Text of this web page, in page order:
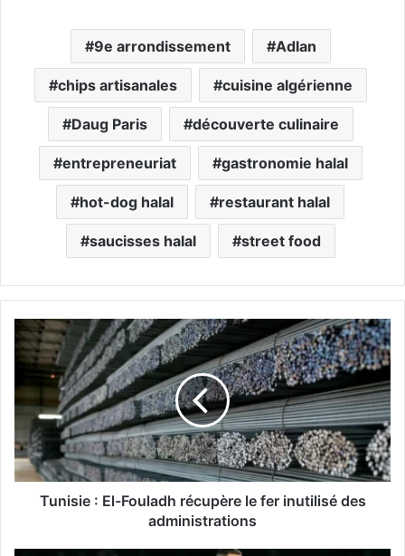
9e arrondissement Adlan
chips artisanales cuisine algérienne
Daug Paris découverte culinaire
entrepreneuriat gastronomie halal
hot-dog halal restaurant halal
saucisses halal street food
u
s
e
:
E
Tunisie : El-Fouladh récupère le fer inutilisé des
administrations